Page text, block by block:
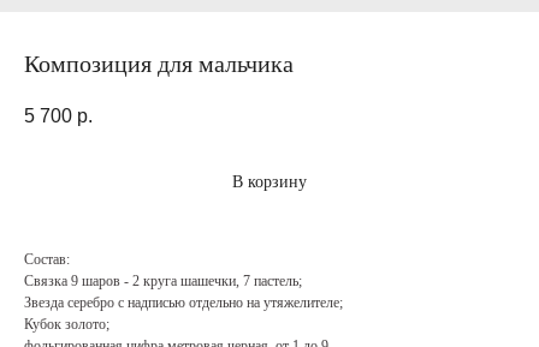
Композиция для мальчика
5 700 р.
В корзину
Состав:
Связка 9 шаров - 2 круга шашечки, 7 пастель;
Звезда серебро с надписью отдельно на утяжелителе;
Кубок золото;